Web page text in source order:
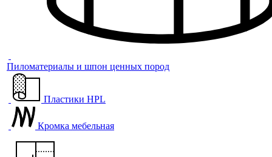
Пиломатериалы и шпон ценных пород
Пластики HPL
Кромка мебельная